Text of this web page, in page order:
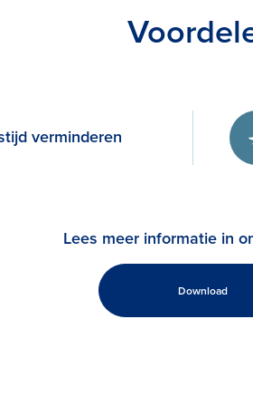
verminderen
Lees meer informatie in
Download